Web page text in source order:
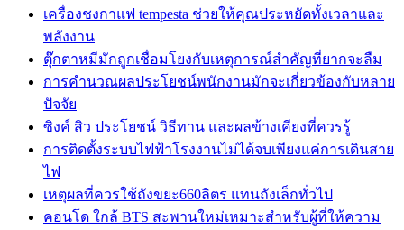
เครื่องชงกาแฟ tempesta ช่วยให้คุณประหยัดทั้งเวลาและ
พลังงาน
ตุ๊กตาหมีมักถูกเชื่อมโยงกับเหตุการณ์สำคัญที่ยากจะลืม
การคำนวณผลประโยชน์พนักงานมักจะเกี่ยวข้องกับหลาย
ปัจจัย
ซิงค์ สิว ประโยชน์ วิธีทาน และผลข้างเคียงที่ควรรู้
การติดตั้งระบบไฟฟ้าโรงงานไม่ได้จบเพียงแค่การเดินสาย
ไฟ
เหตุผลที่ควรใช้ถังขยะ660ลิตร แทนถังเล็กทั่วไป
คอนโด ใกล้ BTS สะพานใหม่เหมาะสำหรับผู้ที่ให้ความ